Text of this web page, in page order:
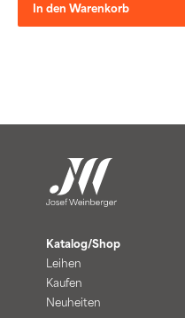
In den Warenkorb
Katalog/Shop
Leihen
Kaufen
Neuheiten